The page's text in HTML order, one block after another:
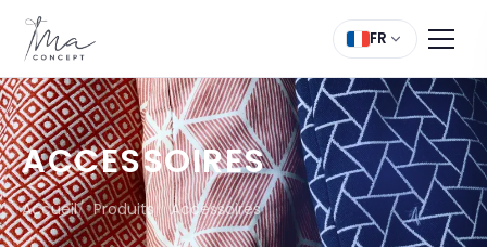
FR
ACCESSOIRES
Accueil Produits Accessoires